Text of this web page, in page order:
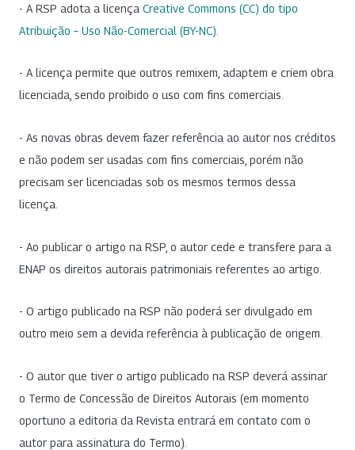
- A RSP adota a licença Creative Commons (CC) do tipo
Atribuição – Uso Não-Comercial (BY-NC)
- A licença permite que outros remixem, adaptem e criem obra
licenciada, sendo proibido o uso com fins comerciais.
- As novas obras devem fazer referência ao autor nos créditos
e não podem ser usadas com fins comerciais, porém não
precisam ser licenciadas sob os mesmos termos dessa
licença.
- Ao publicar o artigo na RSP, o autor cede e transfere para a
ENAP os direitos autorais patrimoniais referentes ao artigo.
- O artigo publicado na RSP não poderá ser divulgado em
outro meio sem a devida referência à publicação de origem.
- O autor que tiver o artigo publicado na RSP deverá assinar
o Termo de Concessão de Direitos Autorais (em momento
oportuno a editoria da Revista entrará em contato com o
autor para assinatura do Termo).